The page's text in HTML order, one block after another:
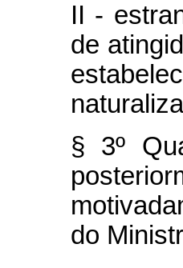
II -
de
§ 3º
do